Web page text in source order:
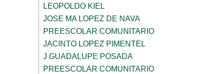
LEOPOLDO KIEL
JOSE MA LOPEZ DE NAVA
PREESCOLAR COMUNITARIO
JACINTO LOPEZ PIMENTEL
J GUADALUPE POSADA
PREESCOLAR COMUNITARIO